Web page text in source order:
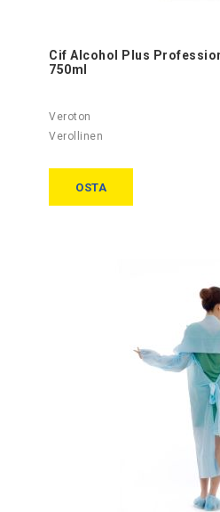
Cif Alcohol Plus
750ml
OSTA